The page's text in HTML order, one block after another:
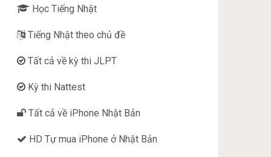
Học Tiếng Nhật
Tiếng Nhật theo chủ đề
Tất cả về kỳ thi JLPT
Kỳ thi Nattest
Tất cả về iPhone Nhật Bản
HD Tự mua iPhone ở Nhật Bản